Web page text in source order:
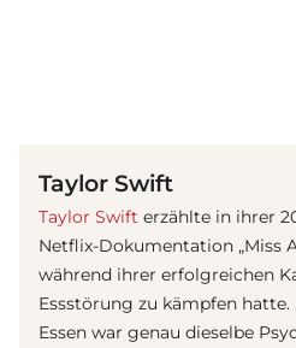
Taylor Swift
Taylor Swift erzählte in ihrer
Netflix-Dokumentation „Miss
während ihrer erfolgreichen
Essstörung zu kämpfen hatte.
Essen war genau dieselbe